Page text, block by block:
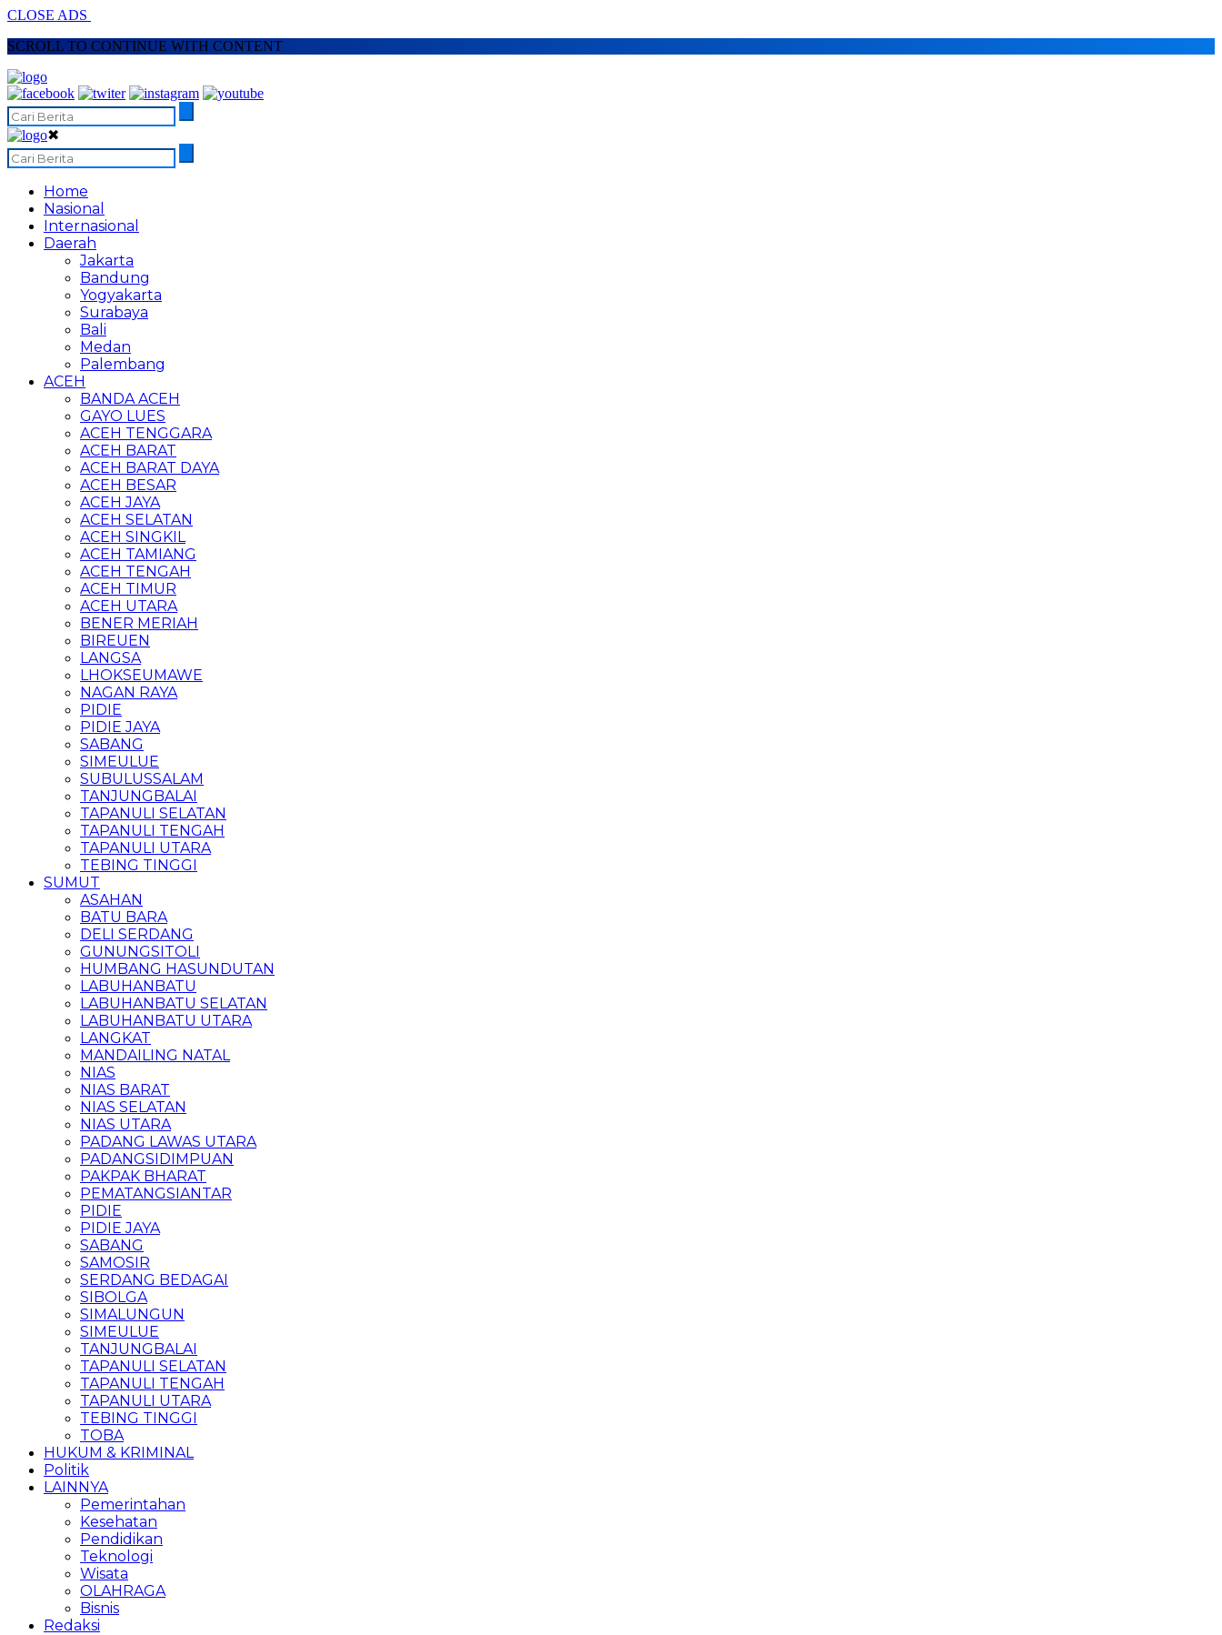
CLOSE ADS
SCROLL TO CONTINUE WITH CONTENT
✖
Home
Nasional
Internasional
Daerah
Jakarta
Bandung
Yogyakarta
Surabaya
Bali
Medan
Palembang
ACEH
BANDA ACEH
GAYO LUES
ACEH TENGGARA
ACEH BARAT
ACEH BARAT DAYA
ACEH BESAR
ACEH JAYA
ACEH SELATAN
ACEH SINGKIL
ACEH TAMIANG
ACEH TENGAH
ACEH TIMUR
ACEH UTARA
BENER MERIAH
BIREUEN
LANGSA
LHOKSEUMAWE
NAGAN RAYA
PIDIE
PIDIE JAYA
SABANG
SIMEULUE
SUBULUSSALAM
TANJUNGBALAI
TAPANULI SELATAN
TAPANULI TENGAH
TAPANULI UTARA
TEBING TINGGI
SUMUT
ASAHAN
BATU BARA
DELI SERDANG
GUNUNGSITOLI
HUMBANG HASUNDUTAN
LABUHANBATU
LABUHANBATU SELATAN
LABUHANBATU UTARA
LANGKAT
MANDAILING NATAL
NIAS
NIAS BARAT
NIAS SELATAN
NIAS UTARA
PADANG LAWAS UTARA
PADANGSIDIMPUAN
PAKPAK BHARAT
PEMATANGSIANTAR
PIDIE
PIDIE JAYA
SABANG
SAMOSIR
SERDANG BEDAGAI
SIBOLGA
SIMALUNGUN
SIMEULUE
TANJUNGBALAI
TAPANULI SELATAN
TAPANULI TENGAH
TAPANULI UTARA
TEBING TINGGI
TOBA
HUKUM & KRIMINAL
Politik
LAINNYA
Pemerintahan
Kesehatan
Pendidikan
Teknologi
Wisata
OLAHRAGA
Bisnis
Redaksi